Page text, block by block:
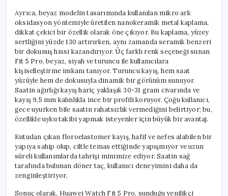
Ayrıca, beyaz modelin tasarımında kullanılan mikro ark
oksidasyon yöntemiyle üretilen nanokeramik metal kaplama,
dikkat çekici bir özellik olarak öne çıkıyor. Bu kaplama, yüzey
sertliğini yüzde 130 artırırken, aynı zamanda seramik benzeri
bir dokunuş hissi kazandırıyor. Üç farklı renk seçeneği sunan
Fit 5 Pro, beyaz, siyah ve turuncu ile kullanıcılara
kişiselleştirme imkanı tanıyor. Turuncu kayış, hem saat
yüzüyle hem de dokusuyla dinamik bir görünüm sunuyor.
Saatin ağırlığı kayış hariç yaklaşık 30-31 gram civarında ve
kayış 9,5 mm kalınlıkla ince bir profili koruyor. Çoğu kullanıcı,
gece uyurken bile saatin rahatsızlık vermediğini belirtiyor; bu,
özellikle uyku takibi yapmak isteyenler için büyük bir avantaj.
Kutudan çıkan floroelastomer kayış, hafif ve nefes alabilen bir
yapıya sahip olup, ciltle temas ettiğinde yapışmıyor ve uzun
süreli kullanımlarda tahrişi minimize ediyor. Saatin sağ
tarafında bulunan döner taç, kullanıcı deneyimini daha da
zenginleştiriyor.
Sonuç olarak, Huawei Watch Fit 5 Pro, sunduğu yenilikçi